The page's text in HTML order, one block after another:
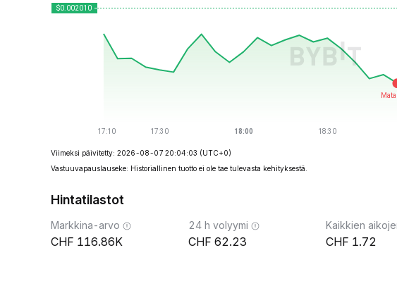
Viimeksi päivitetty: 2026-08-07 20:04:03 (UTC+0)
Vastuuvapauslauseke: Historiallinen tuotto ei ole tae tulevasta kehityksestä.
Hintatilastot
Markkina-arvo
116.86K
24 h volyymi
62.23
Kaikkien
1.72